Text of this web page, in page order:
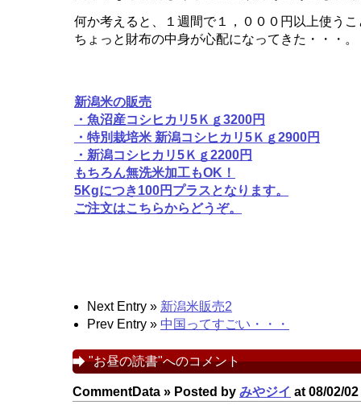
何か考えると、１週間で１，０００円以上使う
ちょっと財布の中身が心配になってきた・・・。
新潟米の販売
・魚沼産コシヒカリ5Ｋｇ3200円
・特別栽培米 新潟コシヒカリ5Ｋｇ2900円
・新潟コシヒカリ5Ｋｇ2200円
もちろん無洗米加工もOK！
5Kgにつき100円プラスとなります。
ご注文はこちらからどうぞ。
Next Entry » 新潟米販売2
Prev Entry » 中国ってすごい・・・
"お昼の読書"へのコメント
CommentData » Posted by みやジイ at 08/02/02